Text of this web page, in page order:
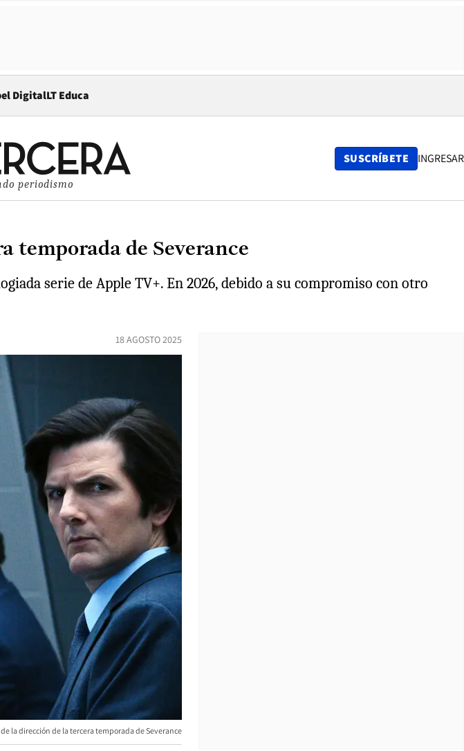
DigitalOpens in new window
LT Educa
periodismo
SUSCRÍBETE INGRESAR
temporada de Severance
serie de Apple TV+. En 2026, debido a su compromiso con otro
18 AGOSTO 2025
la dirección de la tercera temporada de Severance